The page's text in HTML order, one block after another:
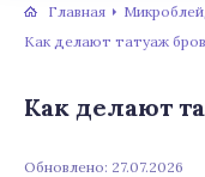
Главная
Как делают татуаж
Как делают
Обновлено: 27.07.2026